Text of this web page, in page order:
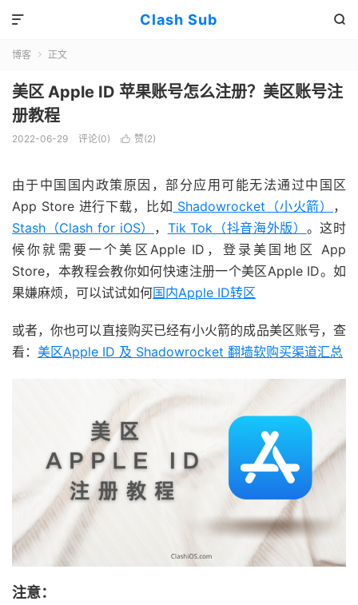
Clash Sub 

博客  正文
美区 Apple ID 苹果账号怎么注册？美区账号注
册教程
2022-06-29 评论(0)  赞(2)
由于中国国内政策原因，部分应用可能无法通过中国区
App Store 进行下载，比如 Shadowrocket（小火箭） ，
Stash（Clash for iOS） ， Tik Tok（抖音海外版） 。这时
候你就需要一个美区Apple ID，登录美国地区 App
Store，本教程会教你如何快速注册一个美区Apple ID。如
果嫌麻烦，可以试试如何国内Apple ID转区
或者，你也可以直接购买已经有小火箭的成品美区账号，查
看： 美区Apple ID 及 Shadowrocket 翻墙软购买渠道汇总
注意：